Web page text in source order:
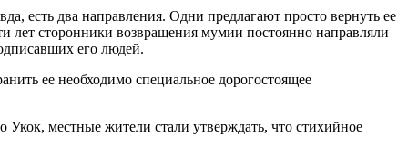
есть два направления. Одни предлагают просто вернуть ее
лет сторонники возвращения мумии постоянно направляли
его людей.
ее необходимо специальное дорогостоящее
Укок, местные жители стали утверждать, что стихийное